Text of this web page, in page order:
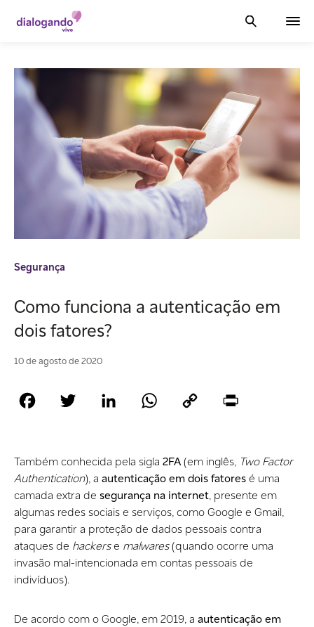
Segurança
Como funciona a autenticação em
dois fatores?
10 de agosto de 2020
Facebook Twitter LinkedIn WhatsAppCopy
Também conhecida pela sigla 2FA(em inglês, Two Factor
Authentication), a autenticação em dois fatoresé uma
camada extra de segurança na internet, presente em
algumas redes sociais e serviços, como Google e Gmail,
para garantir a proteção de dados pessoais contra
ataques de hackerse malwares(quando ocorre uma
invasão mal-intencionada em contas pessoais de
indivíduos).
De acordo com o Google, em 2019, a autenticação em